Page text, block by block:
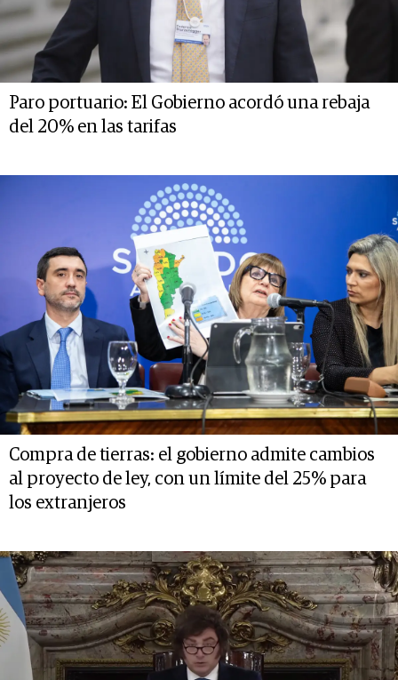
Paro portuario: El Gobierno acordó una rebaja
del 20% en las tarifas
Compra de tierras: el gobierno admite cambios
al proyecto de ley, con un límite del 25% para
los extranjeros